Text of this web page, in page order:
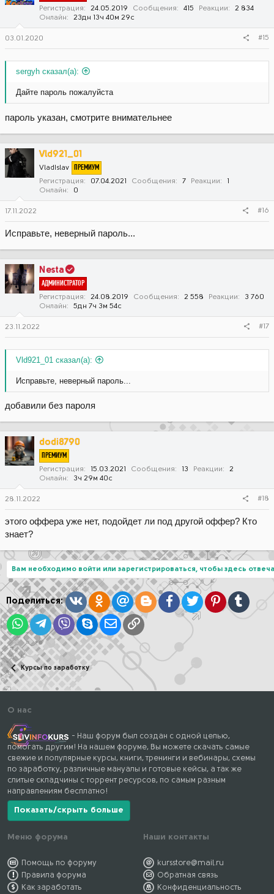
Регистрация 24.05.2019 Сообщения 415 Реакции
2 834
Онлайн
23дн 13ч 40м 29с
03.01.2020 #15
sergyh сказал(а):
Дайте пароль пожалуйста
пароль указан, смотрите внимательнее
Vld921_01
VladIslav ПРЕМИУМ
Регистрация 07.04.2021 Сообщения 7 Реакции
1
Онлайн
0
17.11.2022 #16
Исправьте, неверный пароль...
Nesta
АДМИНИСТРАТОР
Регистрация 24.08.2019 Сообщения 2 558 Реакции
3 760
Онлайн
5дн 7ч 3м 54с
23.11.2022 #17
Vld921_01 сказал(а):
Исправьте, неверный пароль...
добавили без пароля
dodi8790
ПРЕМИУМ
Регистрация 15.03.2021 Сообщения 13 Реакции
2
Онлайн
3ч 29м 40с
28.11.2022 #18
этого оффера уже нет, подойдет ли под другой оффер? Кто
знает?
Вам необходимо войти или зарегистрироваться, чтобы здесь
Поделиться: ВконтактеОдноклассники
Mail.ruBloggerFacebook
TwitterPinterestTumblr
WhatsAppTelegram
ViberSkypeЭлектронная почта
Ссылка
Курсы по заработку
О нас
- Наш форум был создан с одной целью,
помогать другим! На нашем форуме, Вы можете скачать самые
свежие и популярные курсы, книги, тренинги и вебинары, схемы
по заработку, различные мануалы и готовые кейсы, а так же
слитые складчины с торрент ресурсов, по самым разным
направлениям бесплатно!
Показать/скрыть больше
Меню форума
Помощь по форуму
Правила форума
Как заработать
Наши контакты
kursstore@mail.ru
Обратная связь
Конфиденциальность